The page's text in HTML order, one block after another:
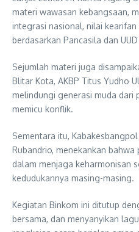
materi wawasan kebangsaan,
integrasi nasional, nilai
berdasarkan Pancasila dan
Sejumlah materi juga
Blitar Kota, AKBP Titus Yudho
melindungi generasi muda dari
memicu konflik.
Sementara itu,
Rubandrio, menekankan
dalam menjaga keharmonisan
kedudukannya masing-masing.
Kegiatan Binkom ini ditutup
bersama, dan menyanyikan